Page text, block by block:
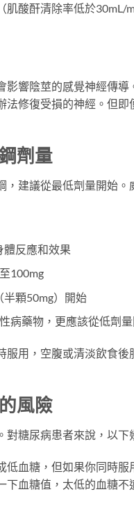
肌酸酐清除率低於30mL/
響陰莖的感覺神經傳
法修復受損的神經。但
劑量
建議從最低劑量開始。
體反應和效果
100mg
半顆50mg）開始
病藥物，更應該從低劑
服用，空腹或清淡飲食
風險
糖尿病患者來說，以下
低血糖，但如果你同時
血糖值，太低的血糖不